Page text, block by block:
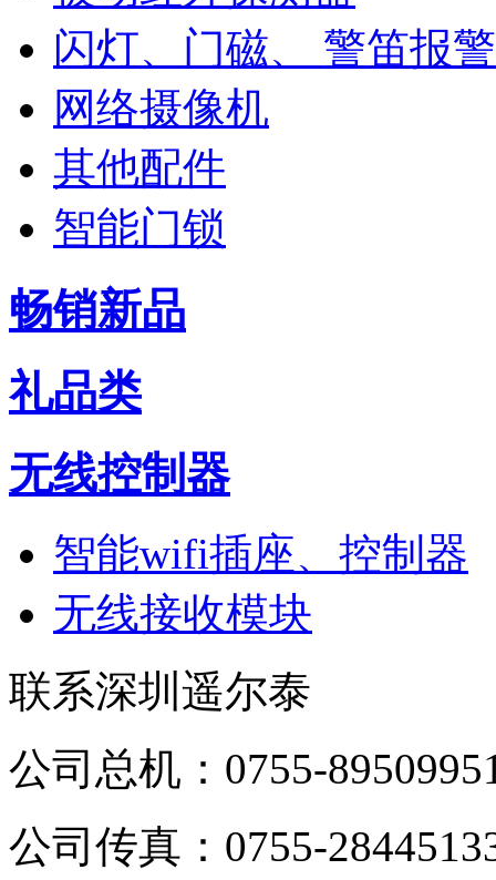
闪灯、门磁、 警笛报
网络摄像机
其他配件
智能门锁
畅销新品
礼品类
无线控制器
智能wifi插座、控制器
无线接收模块
联系深圳遥尔泰
公司总机：0755-
公司传真：0755-